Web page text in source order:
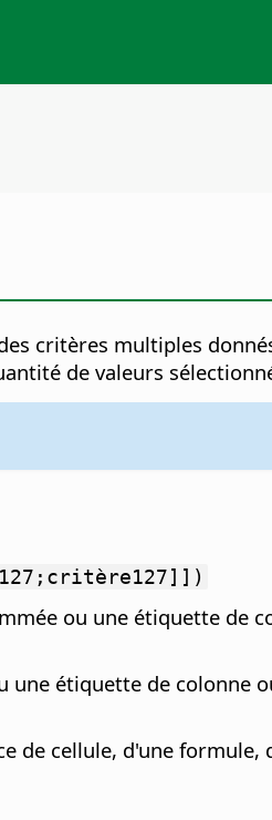
critères multiples
de valeurs
ou une étiquette de
une étiquette de colonne
de cellule, d'une